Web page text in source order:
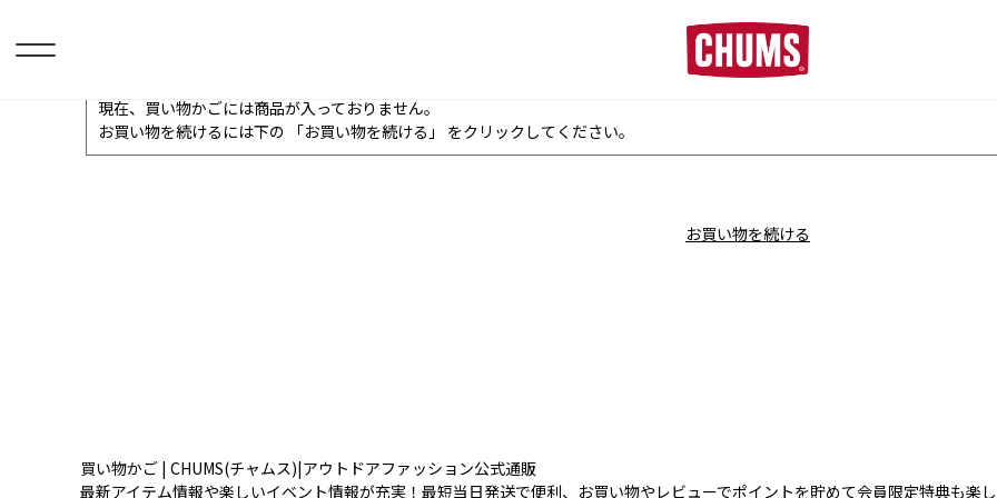
■夏季休業のお知らせ■
現在、買い物かごには商品が入っておりません。
お買い物を続けるには下の 「お買い物を続ける」 をクリックしてください。
お買い物を続ける
買い物かご | CHUMS(チャムス)|アウトドアファッション公式通販
最新アイテム情報や楽しいイベント情報が充実！最短当日発送で便利、お買い物やレビューでポイントを貯めて会員限定特典も楽